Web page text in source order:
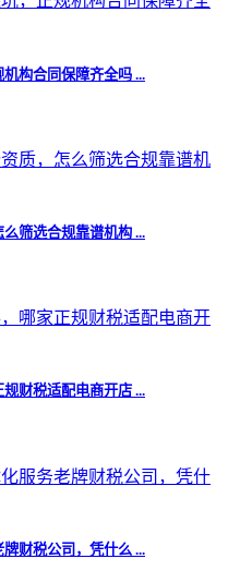
构合同保障齐全吗 ...
筛选合规靠谱机构 ...
财税适配电商开店 ...
财税公司，凭什么 ...